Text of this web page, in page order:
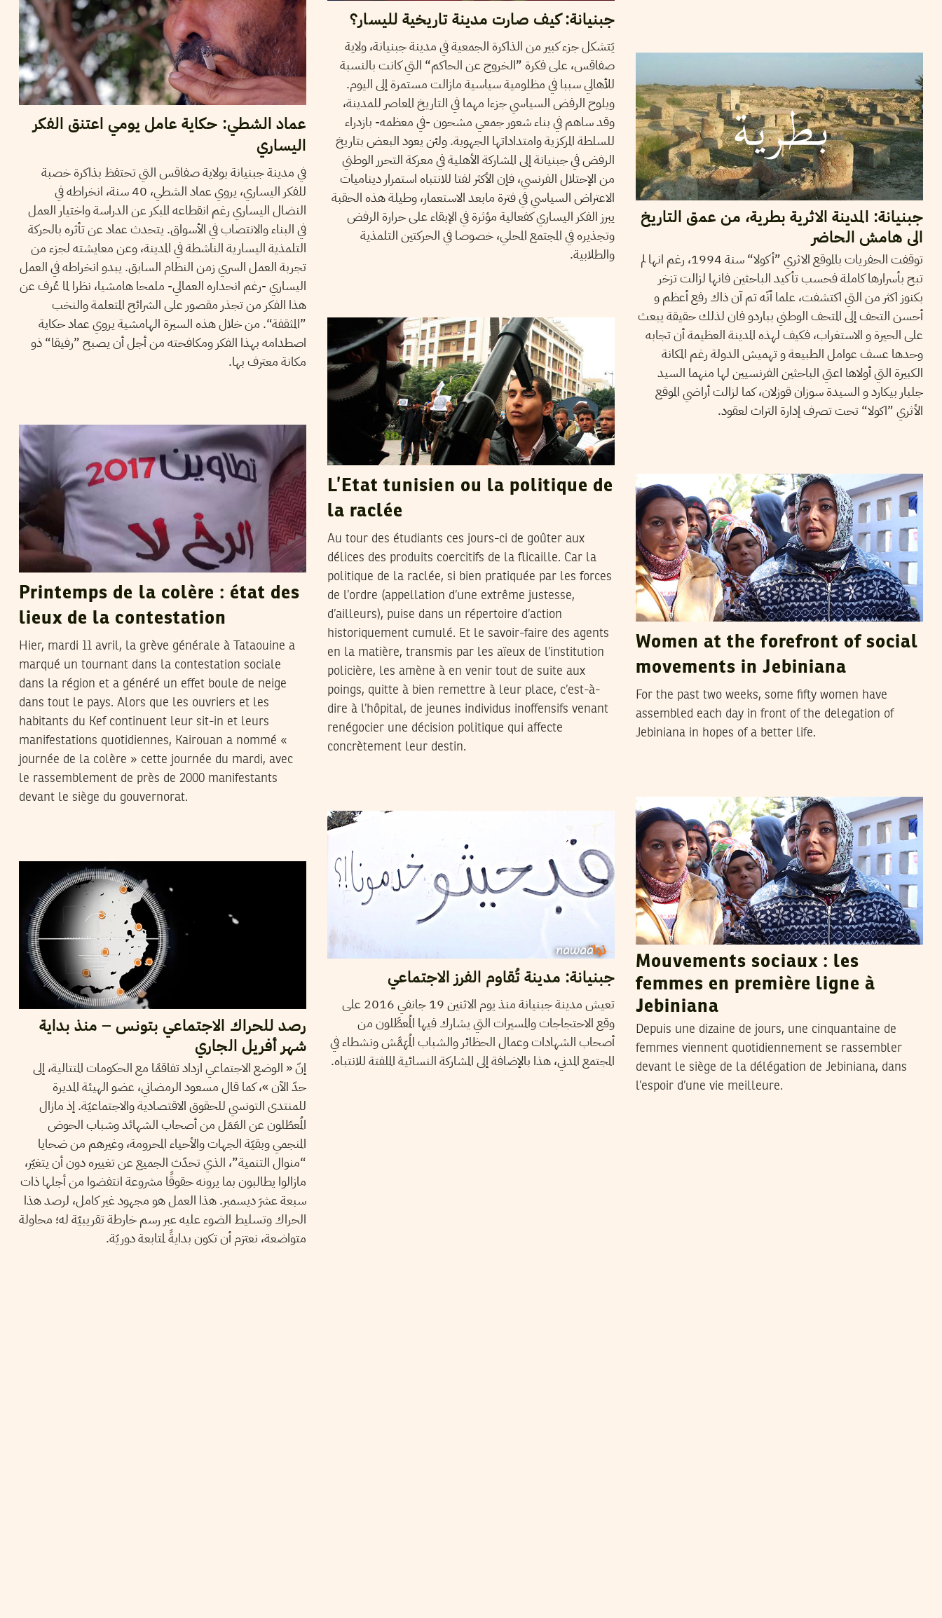
جبنيانة: كيف صارت مدينة تاريخية لليسار؟
يَتشكل جزء كبير من الذاكرة الجمعية في مدينة جبنيانة، ولاية
صفاقس، على فكرة ”الخروج عن الحاكم“ التي كانت بالنسبة
للأهالي سببا في مظلومية سياسية مازالت مستمرة إلى اليوم.
ويلوح الرفض السياسي جزءا مهما في التاريخ المعاصر للمدينة،
وقد ساهم في بناء شعور جمعي مشحون -في معظمه- بازدراء
للسلطة المركزية وامتداداتها الجهوية. ولئن يعود البعض بتاريخ
الرفض في جبنيانة إلى المشاركة الأهلية في معركة التحرر الوطني
من الإحتلال الفرنسي، فإن الأكثر لفتا للانتباه استمرار ديناميات
الاعتراض السياسي في فترة مابعد الاستعمار، وطيلة هذه الحقبة
يبرز الفكر اليساري كفعالية مؤثرة في الإبقاء على حرارة الرفض
وتجذيره في المجتمع المحلي، خصوصا في الحركتين التلمذية
والطلابية.
عماد الشطي: حكاية عامل يومي اعتنق الفكر
اليساري
في مدينة جبنيانة بولاية صفاقس التي تحتفظ بذاكرة خصبة
للفكر اليساري، يروي عماد الشطي، 40 سنة، انخراطه في
النضال اليساري رغم انقطاعه المبكر عن الدراسة واختيار العمل
في البناء والانتصاب في الأسواق. يتحدث عماد عن تأثره بالحركة
التلمذية اليسارية الناشطة في المدينة، وعن معايشته لجزء من
تجربة العمل السري زمن النظام السابق. يبدو انخراطه في العمل
اليساري -رغم انحداره العمالي- ملمحا هامشيا، نظرا لما عُرف عن
هذا الفكر من تجذر مقصور على الشرائح المتعلمة والنخب
”المثقفة“. من خلال هذه السيرة الهامشية يروي عماد حكاية
اصطدامه بهذا الفكر ومكافحته من أجل أن يصبح ”رفيقا“ ذو
مكانة معترف بها.
جبنيانة: المدينة الاثرية بطرية، من عمق التاريخ
الى هامش الحاضر
توقفت الحفريات بالموقع الاثري ”أكولا“ سنة 1994، رغم انها لم
تبح بأسرارها كاملة فحسب تأكيد الباحثين فانها لزالت تزخر
بكنوز اكثر من التي اكتشفت، علما أنّه تم آن ذاك رفع أعظم و
أحسن التحف إلى المتحف الوطني بباردو فان لذلك حقيقة يبعث
على الحيرة و الاستغراب، فكيف لهذه المدينة العظيمة أن تجابه
وحدها عسف عوامل الطبيعة و تهميش الدولة رغم المكانة
الكبيرة التي أولاها اعتي الباحثين الفرنسيين لها منهما السيد
جلبار بيكارد و السيدة سوزان قوزلان، كما لزالت أراضي الموقع
الأثري ”اكولا“ تحت تصرف إدارة التراث لعقود.
L’Etat tunisien ou la politique de
la raclée
Au tour des étudiants ces jours-ci de goûter aux
délices des produits coercitifs de la flicaille. Car la
politique de la raclée, si bien pratiquée par les forces
de l’ordre (appellation d’une extrême justesse,
d’ailleurs), puise dans un répertoire d’action
historiquement cumulé. Et le savoir-faire des agents
en la matière, transmis par les aïeux de l’institution
policière, les amène à en venir tout de suite aux
poings, quitte à bien remettre à leur place, c’est-à-
dire à l’hôpital, de jeunes individus inoffensifs venant
renégocier une décision politique qui affecte
concrètement leur destin.
Printemps de la colère : état des
lieux de la contestation
Hier, mardi 11 avril, la grève générale à Tataouine a
marqué un tournant dans la contestation sociale
dans la région et a généré un effet boule de neige
dans tout le pays. Alors que les ouvriers et les
habitants du Kef continuent leur sit-in et leurs
manifestations quotidiennes, Kairouan a nommé «
journée de la colère » cette journée du mardi, avec
le rassemblement de près de 2000 manifestants
devant le siège du gouvernorat.
Women at the forefront of social
movements in Jebiniana
For the past two weeks, some fifty women have
assembled each day in front of the delegation of
Jebiniana in hopes of a better life.
Mouvements sociaux : les
femmes en première ligne à
Jebiniana
Depuis une dizaine de jours, une cinquantaine de
femmes viennent quotidiennement se rassembler
devant le siège de la délégation de Jebiniana, dans
l’espoir d’une vie meilleure.
جبنيانة: مدينة تُقاوم الفرز الاجتماعي
تعيش مدينة جبنيانة منذ يوم الاثنين 19 جانفي 2016 على
وقع الاحتجاجات والمسيرات التي يشارك فيها المُعطَّلون من
أصحاب الشهادات وعمال الحظائر والشباب المُهَمَّش ونشطاء في
المجتمع المدني، هذا بالإضافة إلى المشاركة النسائية الملفتة للانتباه.
رصد للحراك الاجتماعي بتونس – منذ بداية
شهر أفريل الجاري
إنّ « الوضع الاجتماعي ازداد تفاقمًا مع الحكومات المتتالية، إلى
حدّ الآن »، كما قال مسعود الرمضاني، عضو الهيئة المديرة
للمنتدى التونسي للحقوق الاقتصادية والاجتماعيّة. إذ مازال
المُعطّلون عن العَمَل من أصحاب الشهائد وشباب الحوض
المنجمي وبقيّة الجهات والأحياء المحرومة، وغيرهم من ضحايا
“منوال التنمية”، الذي تحدّث الجميع عن تغييره دون أن يتغيّر،
مازالوا يطالبون بما يرونه حقوقًا مشروعة انتفضوا من أجلها ذات
سبعة عشرَ ديسمبر. هذا العمل هو مجهود غير كامل، لرصد هذا
الحراك وتسليط الضوء عليه عبر رسم خارطة تقريبيّة له؛ محاولة
متواضعة، نعتزم أن تكون بدايةً لمتابعة دوريّة.